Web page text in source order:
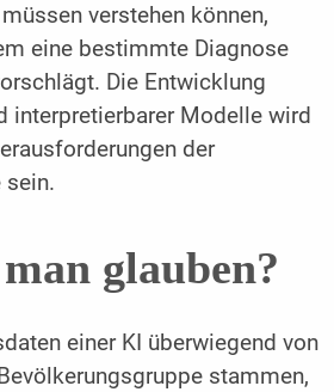
verstehen können,
eine bestimmte Diagnose
Die Entwicklung
interpretierbarer Modelle wird
der
sein.
glauben?
einer KI überwiegend von
stammen,